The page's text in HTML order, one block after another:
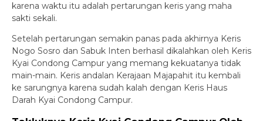
karena waktu itu adalah pertarungan keris yang maha
sakti sekali.
Setelah pertarungan semakin panas pada akhirnya Keris
Nogo Sosro dan Sabuk Inten berhasil dikalahkan oleh Keris
Kyai Condong Campur yang memang kekuatanya tidak
main-main. Keris andalan Kerajaan Majapahit itu kembali
ke sarungnya karena sudah kalah dengan Keris Haus
Darah Kyai Condong Campur.